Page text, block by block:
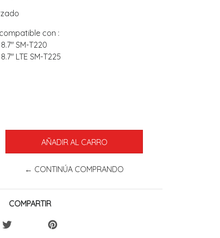
con :
SM-T220
LTE SM-T225
← CONTINÚA COMPRANDO
COMPARTIR